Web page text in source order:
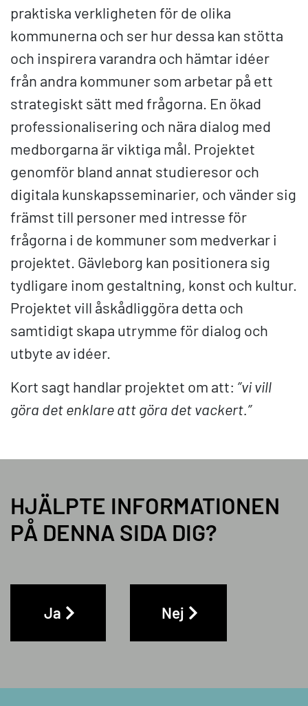
praktiska verkligheten för de olika
kommunerna och ser hur dessa kan stötta
och inspirera varandra och hämtar idéer
från andra kommuner som arbetar på ett
strategiskt sätt med frågorna. En ökad
professionalisering och nära dialog med
medborgarna är viktiga mål. Projektet
genomför bland annat studieresor och
digitala kunskapsseminarier, och vänder sig
främst till personer med intresse för
frågorna i de kommuner som medverkar i
projektet. Gävleborg kan positionera sig
tydligare inom gestaltning, konst och kultur.
Projektet vill åskådliggöra detta och
samtidigt skapa utrymme för dialog och
utbyte av idéer.
Kort sagt handlar projektet om att: ”vi vill
göra det enklare att göra det vackert.”
HJÄLPTE INFORMATIONEN
PÅ DENNA SIDA DIG?
Ja Nej